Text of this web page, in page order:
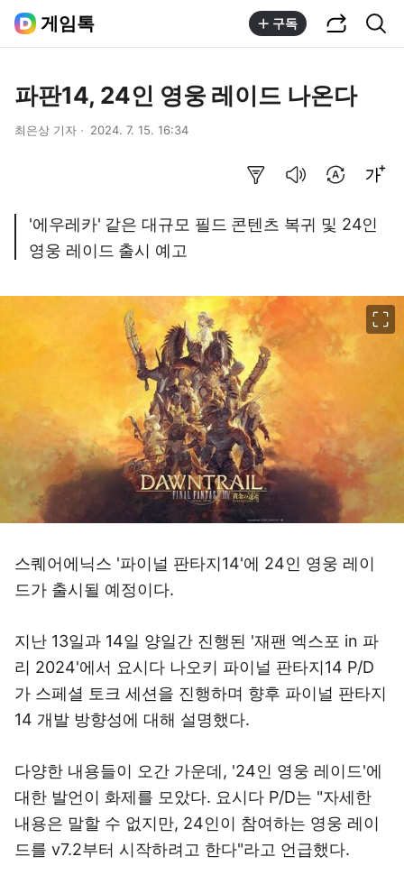
게임톡 구독
파판14, 24인 영웅 레이드 나온다
최은상 기자 2024. 7. 15. 16:34
'에우레카' 같은 대규모 필드 콘텐츠 복귀 및 24인
영웅 레이드 출시 예고
스퀘어에닉스 '파이널 판타지14'에 24인 영웅 레이
드가 출시될 예정이다.
지난 13일과 14일 양일간 진행된 '재팬 엑스포 in 파
리 2024'에서 요시다 나오키 파이널 판타지14 P/D
가 스페셜 토크 세션을 진행하며 향후 파이널 판타지
14 개발 방향성에 대해 설명했다.
다양한 내용들이 오간 가운데, '24인 영웅 레이드'에
대한 발언이 화제를 모았다. 요시다 P/D는 "자세한
내용은 말할 수 없지만, 24인이 참여하는 영웅 레이
드를 v7.2부터 시작하려고 한다"라고 언급했다.